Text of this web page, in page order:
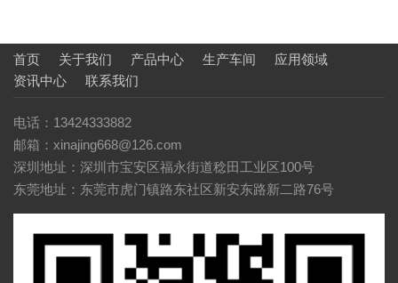
首页 关于我们 产品中心 生产车间
应用领域
资讯中心
联系我们
电话：13424333882
邮箱：xinajing668@126.com
深圳地址：深圳市宝安区福永街道稔田工业区100号
东莞地址：东莞市虎门镇路东社区新安东路新二路76号